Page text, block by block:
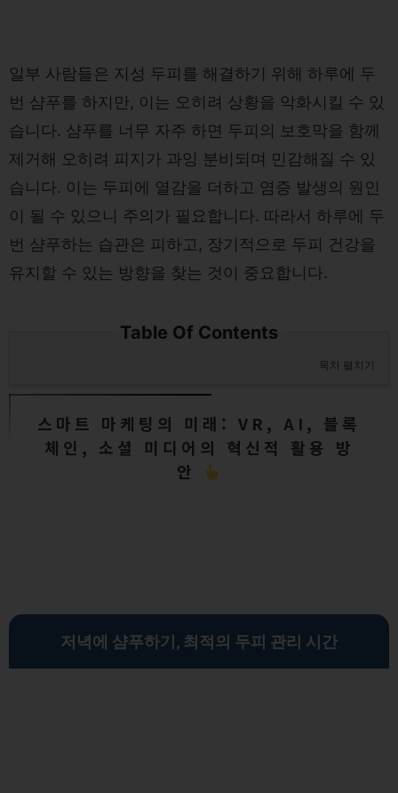
일부 사람들은 지성 두피를 해결하기 위해 하루에 두
번 샴푸를 하지만, 이는 오히려 상황을 악화시킬 수 있
습니다. 샴푸를 너무 자주 하면 두피의 보호막을 함께
제거해 오히려 피지가 과잉 분비되며 민감해질 수 있
습니다. 이는 두피에 열감을 더하고 염증 발생의 원인
이 될 수 있으니 주의가 필요합니다. 따라서 하루에 두
번 샴푸하는 습관은 피하고, 장기적으로 두피 건강을
유지할 수 있는 방향을 찾는 것이 중요합니다.
Table Of Contents
목차 펼치기
스마트 마케팅의 미래: VR, AI, 블록
체인, 소셜 미디어의 혁신적 활용 방
안
저녁에 샴푸하기, 최적의 두피 관리 시간